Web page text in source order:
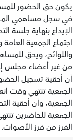
يكون حق الحضور
في سجل مساهمي
الإيداع بنهاية جلسة
اجتماع الجمعية
واللوائح، ويحق
من غير أعضاء مجلس
أن أحقية تسجيل
الجمعية تنتهي وقت
الجمعية، وأن أحقية
الجمعية للحاضرين
الفرز من فرز الأصوات.